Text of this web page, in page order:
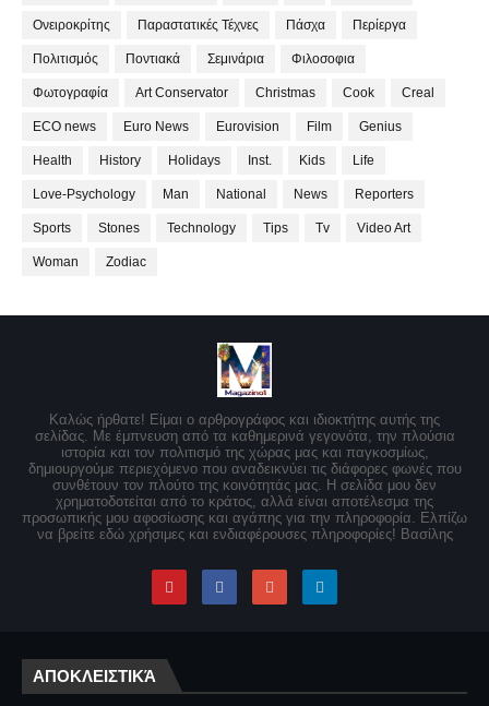
Ονειροκρίτης Παραστατικές Τέχνες Πάσχα Περίεργα
Πολιτισμός Ποντιακά Σεμινάρια Φιλοσοφια
Φωτογραφία Art Conservator Christmas Cook Creal
ECO news Euro News Eurovision Film Genius
Health History Holidays Inst. Kids Life
Love-Psychology Man National News Reporters
Sports Stones Technology Tips Tv Video Art
Woman Zodiac
Καλώς ήρθατε! Είμαι ο αρθρογράφος και ιδιοκτήτης αυτής της
σελίδας. Με έμπνευση από τα καθημερινά γεγονότα, την πλούσια
ιστορία και τον πολιτισμό της χώρας μας και παγκοσμίως,
δημιουργούμε περιεχόμενο που αναδεικνύει τις διάφορες φωνές που
συνθέτουν τον πλούτο της κοινότητάς μας. Η σελίδα μου δεν
χρηματοδοτείται από το κράτος, αλλά είναι αποτέλεσμα της
προσωπικής μου αφοσίωσης και αγάπης για την πληροφορία. Ελπίζω
να βρείτε εδώ χρήσιμες και ενδιαφέρουσες πληροφορίες! Βασίλης
ΑΠΟΚΛΕΙΣΤΙΚΆ